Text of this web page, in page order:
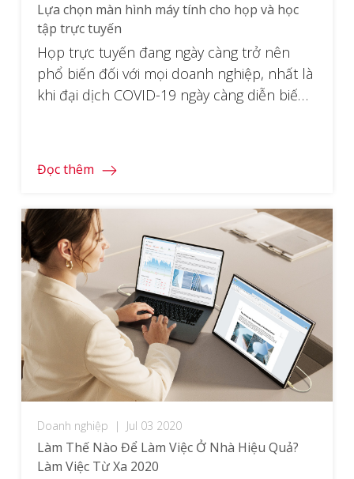
Lựa chọn màn hình máy tính cho họp và học
tập trực tuyến
Họp trực tuyến đang ngày càng trở nên
phổ biến đối với mọi doanh nghiệp, nhất là
khi đại dịch COVID-19 ngày càng diễn biến
Đọc thêm
Doanh nghiệp | Jul 03 2020
Làm Thế Nào Để Làm Việc Ở Nhà Hiệu Quả?
Làm Việc Từ Xa 2020